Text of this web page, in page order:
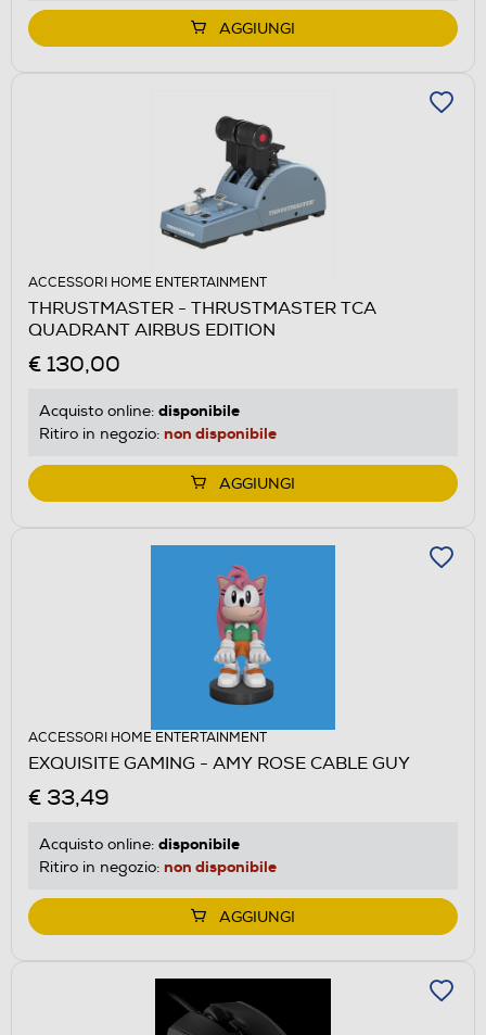
AGGIUNGI
ACCESSORI HOME ENTERTAINMENT
THRUSTMASTER - THRUSTMASTER TCA
QUADRANT AIRBUS EDITION
€ 130,00
Acquisto online: disponibile
Ritiro in negozio: non disponibile
AGGIUNGI
ACCESSORI HOME ENTERTAINMENT
EXQUISITE GAMING - AMY ROSE CABLE GUY
€ 33,49
Acquisto online: disponibile
Ritiro in negozio: non disponibile
AGGIUNGI